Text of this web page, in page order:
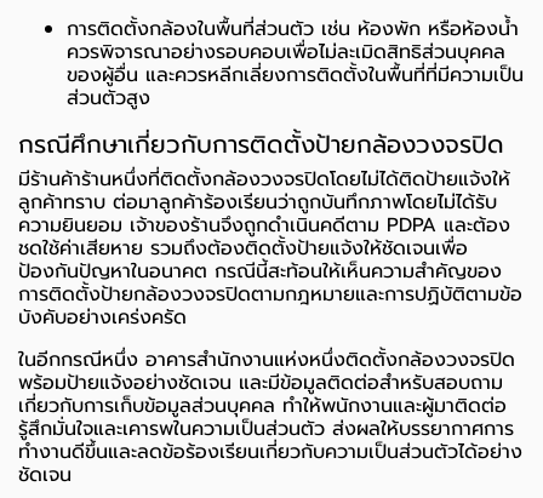
การติดตั้งกล้องในพื้นที่ส่วนตัว เช่น ห้องพัก หรือห้องน้ำ
ควรพิจารณาอย่างรอบคอบเพื่อไม่ละเมิดสิทธิส่วนบุคคล
ของผู้อื่น และควรหลีกเลี่ยงการติดตั้งในพื้นที่ที่มีความเป็น
ส่วนตัวสูง
กรณีศึกษาเกี่ยวกับการติดตั้งป้ายกล้องวงจรปิด
มีร้านค้าร้านหนึ่งที่ติดตั้งกล้องวงจรปิดโดยไม่ได้ติดป้ายแจ้งให้
ลูกค้าทราบ ต่อมาลูกค้าร้องเรียนว่าถูกบันทึกภาพโดยไม่ได้รับ
ความยินยอม เจ้าของร้านจึงถูกดำเนินคดีตาม PDPA และต้อง
ชดใช้ค่าเสียหาย รวมถึงต้องติดตั้งป้ายแจ้งให้ชัดเจนเพื่อ
ป้องกันปัญหาในอนาคต กรณีนี้สะท้อนให้เห็นความสำคัญของ
การติดตั้งป้ายกล้องวงจรปิดตามกฎหมายและการปฏิบัติตามข้อ
บังคับอย่างเคร่งครัด
ในอีกกรณีหนึ่ง อาคารสำนักงานแห่งหนึ่งติดตั้งกล้องวงจรปิด
พร้อมป้ายแจ้งอย่างชัดเจน และมีข้อมูลติดต่อสำหรับสอบถาม
เกี่ยวกับการเก็บข้อมูลส่วนบุคคล ทำให้พนักงานและผู้มาติดต่อ
รู้สึกมั่นใจและเคารพในความเป็นส่วนตัว ส่งผลให้บรรยากาศการ
ทำงานดีขึ้นและลดข้อร้องเรียนเกี่ยวกับความเป็นส่วนตัวได้อย่าง
ชัดเจน